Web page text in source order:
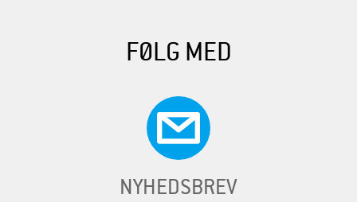
FØLG MED
NYHEDSBREV